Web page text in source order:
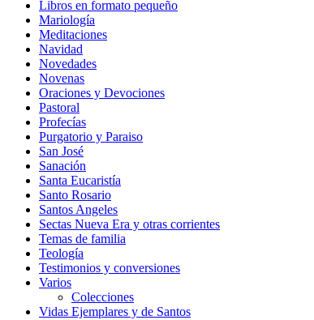
Libros en formato pequeño
Mariología
Meditaciones
Navidad
Novedades
Novenas
Oraciones y Devociones
Pastoral
Profecías
Purgatorio y Paraiso
San José
Sanación
Santa Eucaristía
Santo Rosario
Santos Angeles
Sectas Nueva Era y otras corrientes
Temas de familia
Teología
Testimonios y conversiones
Varios
Colecciones
Vidas Ejemplares y de Santos